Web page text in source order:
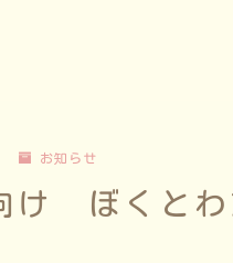
お知らせ
ぼくとわ